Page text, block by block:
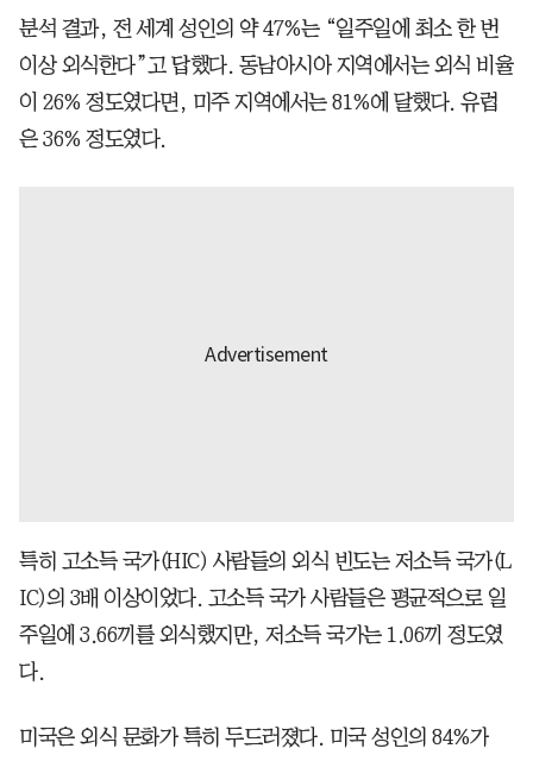
분석 결과, 전 세계 성인의 약 47%는 “일주일에 최소 한 번
이상 외식한다”고 답했다. 동남아시아 지역에서는 외식 비율
이 26% 정도였다면, 미주 지역에서는 81%에 달했다. 유럽
은 36% 정도였다.
특히 고소득 국가(HIC) 사람들의 외식 빈도는 저소득 국가(L
IC)의 3배 이상이었다. 고소득 국가 사람들은 평균적으로 일
주일에 3.66끼를 외식했지만, 저소득 국가는 1.06끼 정도였
다.
미국은 외식 문화가 특히 두드러졌다. 미국 성인의 84%가